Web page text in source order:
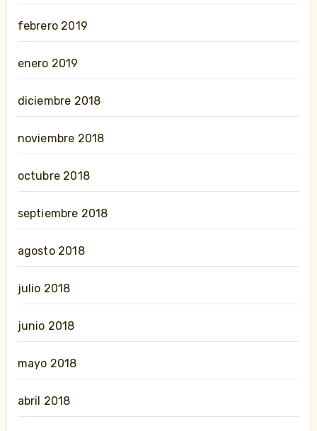
febrero 2019
enero 2019
diciembre 2018
noviembre 2018
octubre 2018
septiembre 2018
agosto 2018
julio 2018
junio 2018
mayo 2018
abril 2018